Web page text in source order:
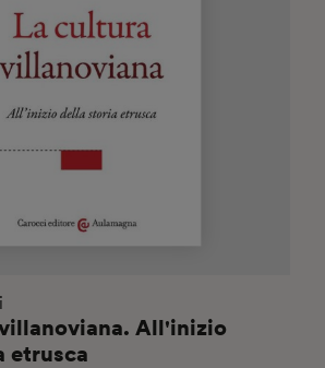
All'inizio
etrusca